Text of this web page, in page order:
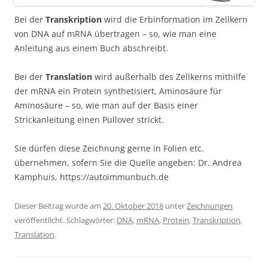
Bei der Transkription wird die Erbinformation im Zellkern
von DNA auf mRNA übertragen – so, wie man eine
Anleitung aus einem Buch abschreibt.
Bei der Translation wird außerhalb des Zellkerns mithilfe
der mRNA ein Protein synthetisiert, Aminosäure für
Aminosäure – so, wie man auf der Basis einer
Strickanleitung einen Pullover strickt.
Sie dürfen diese Zeichnung gerne in Folien etc.
übernehmen, sofern Sie die Quelle angeben: Dr. Andrea
Kamphuis, https://autoimmunbuch.de
Dieser Beitrag wurde am 20. Oktober 2018 unterZeichnungen
veröffentlicht. Schlagwörter: DNA, mRNA, Protein,Transkription,
Translation.